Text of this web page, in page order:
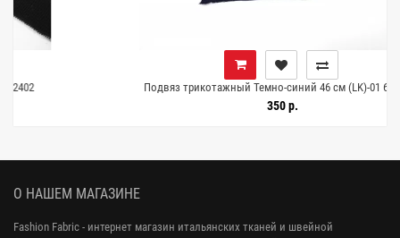
Подвяз трикотажный Темно-синий 46 см (LK)-01 6102401
О НАШЕМ МАГАЗИНЕ
Fashion Fabric - интернет магазин итальянских тканей и швейной